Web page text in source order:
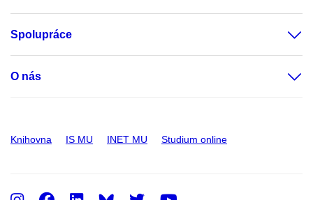
Spolupráce
O nás
Knihovna IS MU INET MU Studium online